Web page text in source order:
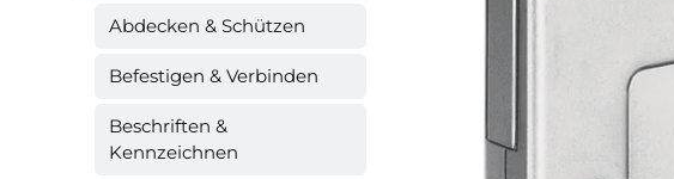
Abdecken & Schützen
Befestigen & Verbinden
Beschriften &
Kennzeichnen